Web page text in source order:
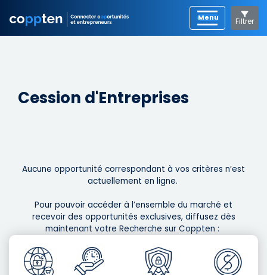
Filtrer
Cession d'Entreprises
Aucune opportunité correspondant à vos critères n’est
actuellement en ligne. ​
Pour pouvoir accéder à l’ensemble du marché et
recevoir des opportunités exclusives, diffusez dès
maintenant votre Recherche sur Coppten : ​